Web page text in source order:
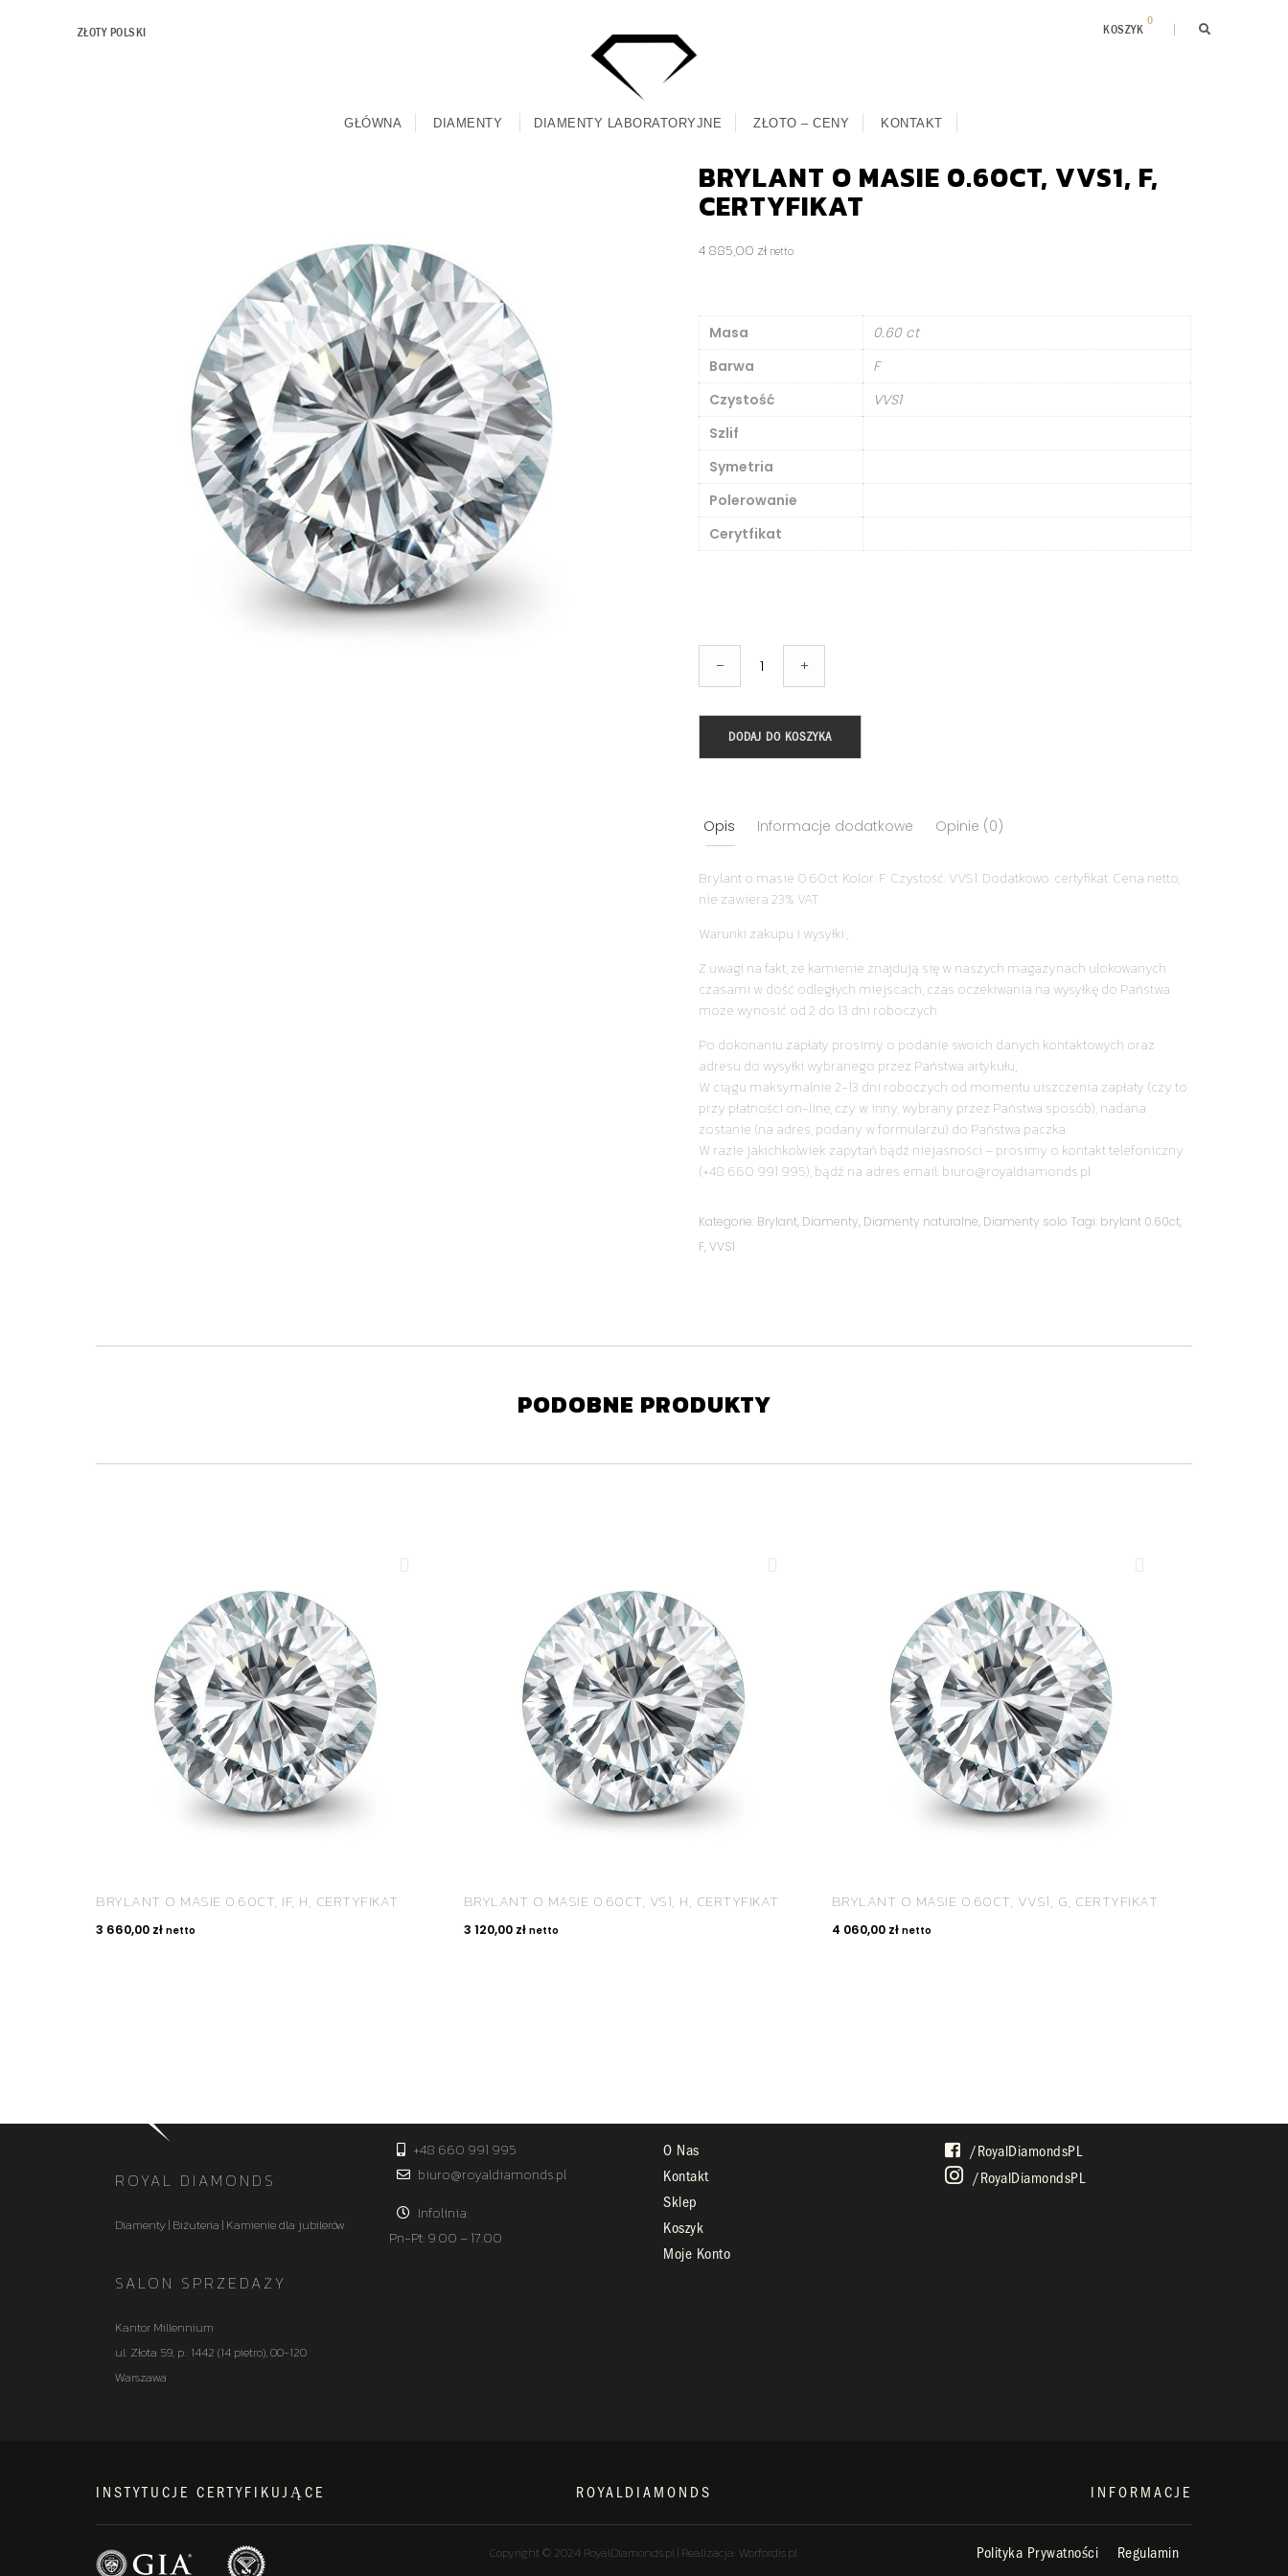
ZŁOTY POLSKI KOSZYK
0
GŁÓWNA DIAMENTY DIAMENTY LABORATORYJNE ZŁOTO – CENY KONTAKT
BRYLANT O MASIE 0.60CT, VVS1, F,
CERTYFIKAT
4 885,00 zł netto
Masa
0.60 ct
Barwa
F
Czystość
VVS1
Szlif
Symetria
Polerowanie
Cerytfikat
Brylant
masie
0.60ct,
certyfikat
– +
DODAJ DO KOSZYKA
Opis Informacje dodatkowe Opinie (0)
Brylant o masie 0.60ct. Kolor: F. Czystość: VVS1. Dodatkowo: certyfikat. Cena netto,
nie zawiera 23% VAT.
Warunki zakupu i wysyłki:,
Z uwagi na fakt, że kamienie znajdują się w naszych magazynach ulokowanych
czasami w dość odległych miejscach, czas oczekiwania na wysyłkę do Państwa
może wynosić od 2 do 13 dni roboczych.
Po dokonaniu zapłaty prosimy o podanie swoich danych kontaktowych oraz
adresu do wysyłki wybranego przez Państwa artykułu,
W ciągu maksymalnie 2-13 dni roboczych od momentu uiszczenia zapłaty (czy to
przy płatności on-line, czy w inny, wybrany przez Państwa sposób), nadana
zostanie (na adres, podany w formularzu) do Państwa paczka.
W razie jakichkolwiek zapytań bądź niejasności – prosimy o kontakt telefoniczny
(+48 660 991 995), bądź na adres email: biuro@royaldiamonds.pl
Kategorie: Brylant, Diamenty, Diamenty naturalne, Diamenty solo Tagi: brylant 0.60ct,
F,VVS1
PODOBNE PRODUKTY
BRYLANT O MASIE 0.60CT, IF, H, CERTYFIKAT
3 660,00 zł netto
BRYLANT O MASIE 0.60CT, VS1, H, CERTYFIKAT
3 120,00 zł netto
BRYLANT O MASIE 0.60CT, VVS1, G, CERTYFIKAT
4 060,00 zł netto
ROYAL DIAMONDS
Diamenty | Biżuteria | Kamienie dla jubilerów
SALON SPRZEDAŻY
Kantor Millennium
ul. Złota 59, p.: 1442 (14 pietro), 00-120
Warszawa
+48 660 991 995
biuro@royaldiamonds.pl
Infolinia:
Pn-Pt: 9.00 – 17.00
O Nas
Kontakt
Sklep
Koszyk
Moje Konto
/royalDiamondsPL
/royalDiamondsPL
INSTYTUCJE CERTYFIKUJĄCE ROYALDIAMONDS
Copyright © 2024 RoyalDiamonds.pl | Realizacja: Worfordis.pl
INFORMACJE
Polityka Prywatności Regulamin